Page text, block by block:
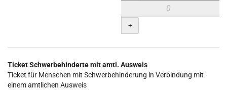
+
Ticket Schwerbehinderte mit amtl. Ausweis
Ticket für Menschen mit Schwerbehinderung in Verbindung mit
einem amtlichen Ausweis